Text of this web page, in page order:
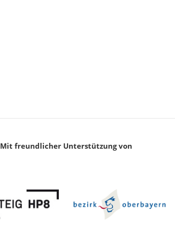
Mit freundlicher Unterstützung von